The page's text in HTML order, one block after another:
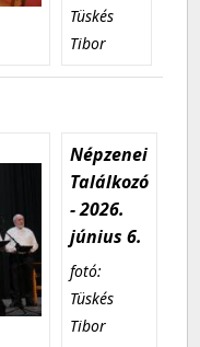
Tüskés
Tibor
Népzenei
Találkozó
- 2026.
június 6.
fotó:
Tüskés
Tibor